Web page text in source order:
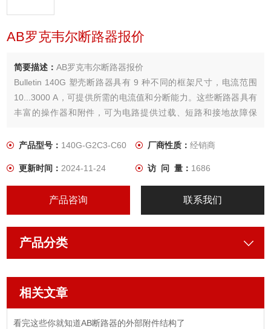
AB罗克韦尔断路器报价
简要描述：AB罗克韦尔断路器报价
Bulletin 140G 塑壳断路器具有 9 种不同的框架尺寸，电流范围
10...3000 A，可提供所需的电流值和分断能力。这些断路器具有
丰富的操作器和附件，可为电路提供过载、短路和接地故障保
产品型号： 140G-G2C3-C60 厂商性质： 经销商
更新时间：2024-11-24 访 问 量： 1686
产品咨询 联系我们
产品分类
相关文章
看完这些你就知道AB断路器的外部附件结构了